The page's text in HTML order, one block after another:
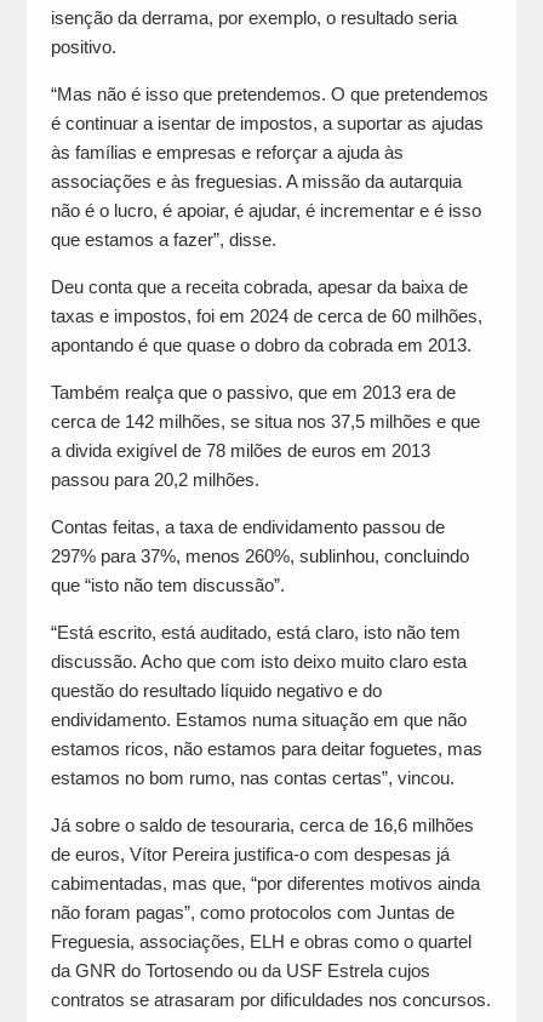
isenção da derrama, por exemplo, o resultado seria
positivo.
“Mas não é isso que pretendemos. O que pretendemos
é continuar a isentar de impostos, a suportar as ajudas
às famílias e empresas e reforçar a ajuda às
associações e às freguesias. A missão da autarquia
não é o lucro, é apoiar, é ajudar, é incrementar e é isso
que estamos a fazer”, disse.
Deu conta que a receita cobrada, apesar da baixa de
taxas e impostos, foi em 2024 de cerca de 60 milhões,
apontando é que quase o dobro da cobrada em 2013.
Também realça que o passivo, que em 2013 era de
cerca de 142 milhões, se situa nos 37,5 milhões e que
a divida exigível de 78 milões de euros em 2013
passou para 20,2 milhões.
Contas feitas, a taxa de endividamento passou de
297% para 37%, menos 260%, sublinhou, concluindo
que “isto não tem discussão”.
“Está escrito, está auditado, está claro, isto não tem
discussão. Acho que com isto deixo muito claro esta
questão do resultado líquido negativo e do
endividamento. Estamos numa situação em que não
estamos ricos, não estamos para deitar foguetes, mas
estamos no bom rumo, nas contas certas”, vincou.
Já sobre o saldo de tesouraria, cerca de 16,6 milhões
de euros, Vítor Pereira justifica-o com despesas já
cabimentadas, mas que, “por diferentes motivos ainda
não foram pagas”, como protocolos com Juntas de
Freguesia, associações, ELH e obras como o quartel
da GNR do Tortosendo ou da USF Estrela cujos
contratos se atrasaram por dificuldades nos concursos.